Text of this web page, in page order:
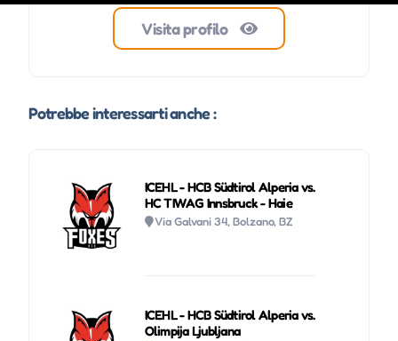
Visita profilo
Potrebbe interessarti anche :
ICEHL - HCB Südtirol Alperia vs.
HC TIWAG Innsbruck - Haie
Via Galvani 34, Bolzano, BZ
ICEHL - HCB Südtirol Alperia vs.
Olimpija Ljubljana